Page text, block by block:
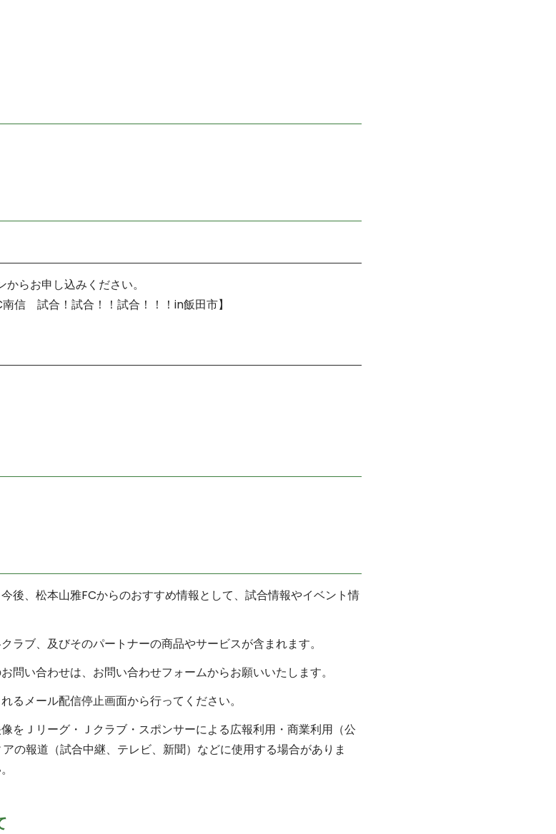
らお申し込みください。
信 試合！試合！！試合！！！in飯田市】
後、松本山雅FCからのおすすめ情報として、試合情報やイベント情
ラブ、及びそのパートナーの商品やサービスが含まれます。
問い合わせは、お問い合わせフォームからお願いいたします。
るメール配信停止画面から行ってください。
をＪリーグ・Ｊクラブ・スポンサーによる広報利用・商業利用（公
の報道（試合中継、テレビ、新聞）などに使用する場合がありま